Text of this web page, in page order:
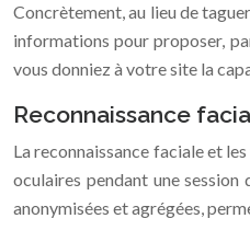
Concrètement, au lieu de
informations pour proposer,
vous donniez à votre site la
Reconnaissance
La reconnaissance faciale et
oculaires pendant une
anonymisées et agrégées,